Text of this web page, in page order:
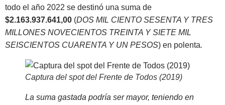
todo el año 2022 se destinó una suma de
$2.163.937.641,00 (DOS MIL CIENTO SESENTA Y TRES
MILLONES NOVECIENTOS TREINTA Y SIETE MIL
SEISCIENTOS CUARENTA Y UN PESOS) en polenta.
Captura del spot del Frente de Todos (2019)
La suma gastada podría ser mayor, teniendo en